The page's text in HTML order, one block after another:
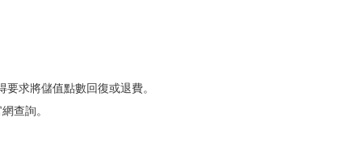
求將儲值點數回復或退費。
查詢。